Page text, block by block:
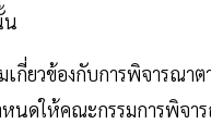
น
เกี่ยวข้องกับการพิจารณ
นดให้คณะกรรมการพิจา